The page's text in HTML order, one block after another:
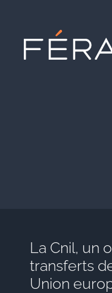
La Cnil, un
transferts
Union